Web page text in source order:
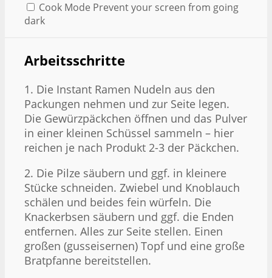
Cook Mode Prevent your screen from going
dark
Arbeitsschritte
1. Die Instant Ramen Nudeln aus den
Packungen nehmen und zur Seite legen.
Die Gewürzpäckchen öffnen und das Pulver
in einer kleinen Schüssel sammeln – hier
reichen je nach Produkt 2-3 der Päckchen.
2. Die Pilze säubern und ggf. in kleinere
Stücke schneiden. Zwiebel und Knoblauch
schälen und beides fein würfeln. Die
Knackerbsen säubern und ggf. die Enden
entfernen. Alles zur Seite stellen. Einen
großen (gusseisernen) Topf und eine große
Bratpfanne bereitstellen.